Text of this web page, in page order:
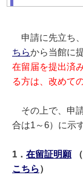
申請に先立ち
ちらから当館に
在留届を提出済
る方は、改めて
その上で、申
合は1～6）に示
1． 在留証明願（
こちら）